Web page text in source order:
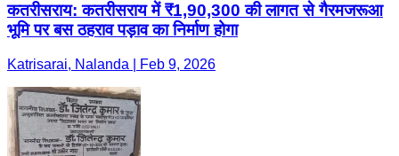
कतरीसराय: कतरीसराय में ₹1,90,300 की लागत से गैरमजरूआ
भूमि पर बस ठहराव पड़ाव का निर्माण होगा
Katrisarai, Nalanda | Feb 9, 2026